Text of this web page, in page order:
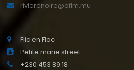
rivierenoire@ofim.mu
Flic en Flac
Petite marie street
+230 453 89 18